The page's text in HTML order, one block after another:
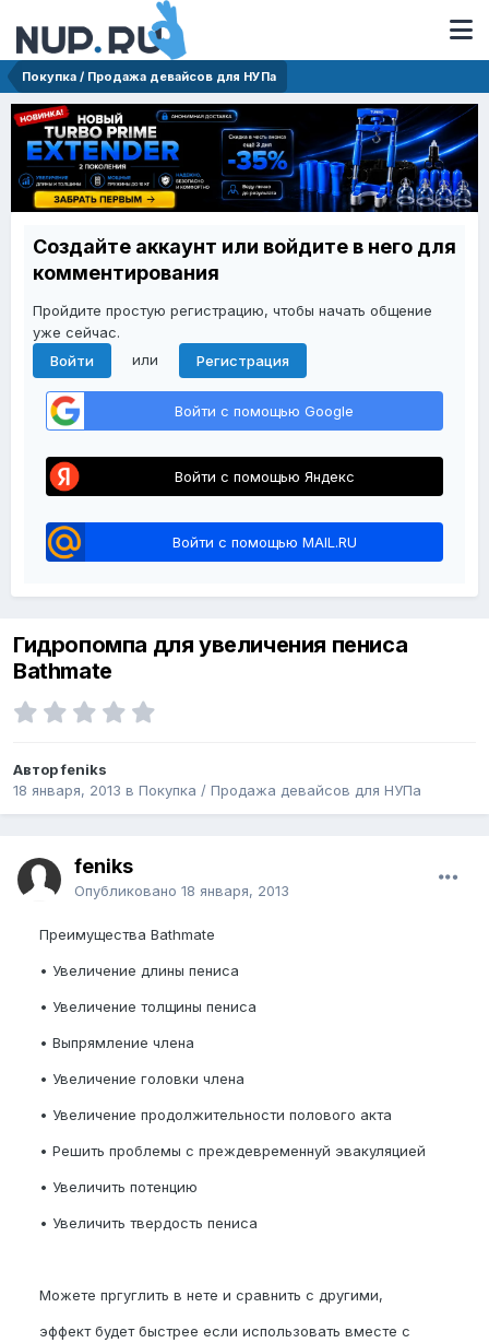
Покупка / Продажа девайсов для НУПа
Создайте аккаунт или войдите в него для
комментирования
Пройдите простую регистрацию, чтобы начать общение
уже сейчас.
Войти
или Регистрация
Войти с помощью Google
Войти с помощью Яндекс
Войти с помощью MAIL.RU
Гидропомпа для увеличения пениса
Bathmate
Автор feniks
18 января, 2013 в Покупка / Продажа девайсов для НУПа
feniks
Опубликовано 18 января, 2013
Преимущества Bathmate
• Увеличение длины пениса
• Увеличение толщины пениса
• Выпрямление члена
• Увеличение головки члена
• Увеличение продолжительности полового акта
• Pешить проблемы с преждевременнуй эвакуляцией
• Увеличить потенцию
• Увеличить твердость пениса
Можете пргуглить в нете и сравнить с другими,
эффект будет быстрее если использовать вместе с